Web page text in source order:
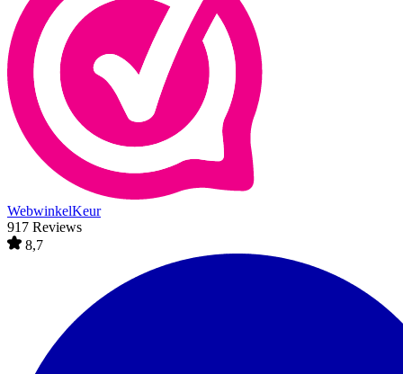
WebwinkelKeur
917 Reviews
8,7